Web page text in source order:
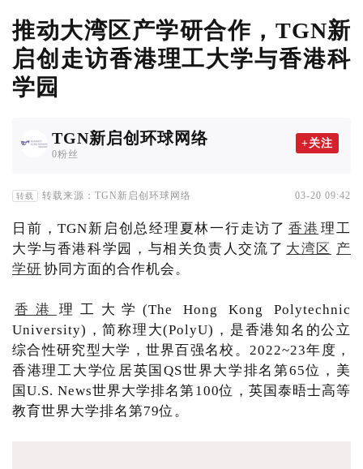
推动大湾区产学研合作，TGN新
启创走访香港理工大学与香港科
学园
TGN新启创环球网络
0粉丝
+关注
转载 转载来源：TGN新启创环球网络 03-20 09:42
日前，TGN新启创总经理夏林一行走访了 香港 理工
大学与香港科学园，与相关负责人交流了 大湾区 产
学研 协同方面的合作机会。
香港
理工大学(The Hong Kong Polytechnic
University)，简称理大(PolyU)，是香港知名的公立
综合性研究型大学，世界百强名校。2022~23年度，
香港理工大学位居英国QS世界大学排名第65位，美
国U.S. News世界大学排名第100位，英国泰晤士高等
教育世界大学排名第79位。